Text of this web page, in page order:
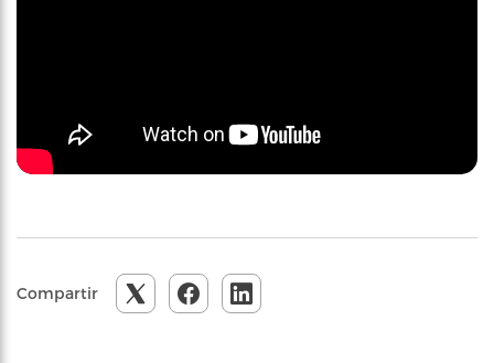
Compartir